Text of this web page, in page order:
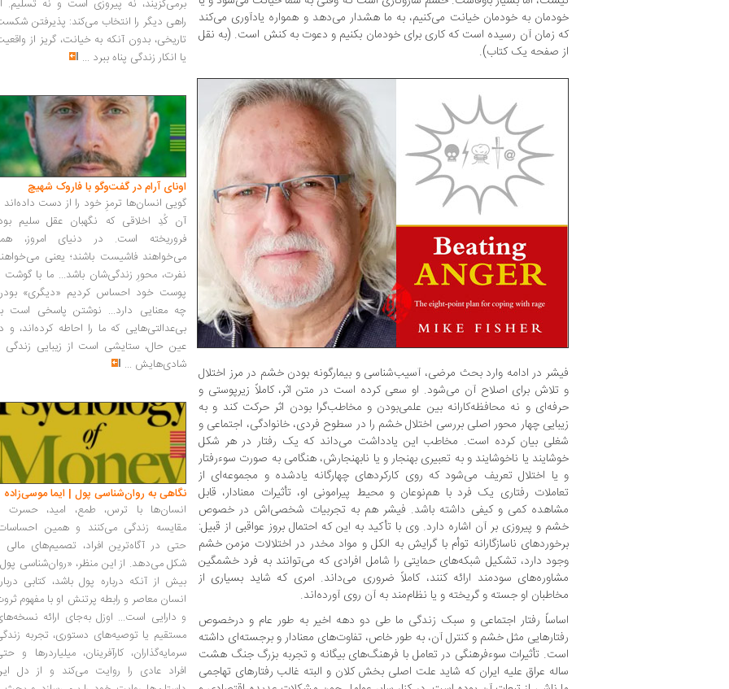
خودمان به خودمان خیانت می‌کنیم، به ما هشدار می‌دهد و همواره یادآوری می‌کند
که زمان آن رسیده است که کاری برای خودمان بکنیم و دعوت به کنش است. (به نقل
از صفحه یک کتاب).
فیشر در ادامه وارد بحث مرضی، آسیب‌شناسی و بیمارگونه بودن خشم در مرز اختلال
و تلاش برای اصلاح آن می‌شود. او سعی کرده است در متن اثر، کاملاً زیرپوستی و
حرفه‌ای و نه محافظه‌کارانه بین علمی‌بودن و مخاطب‌گرا بودن اثر حرکت کند و به
زیبایی چهار محور اصلی بررسی اختلال خشم را در سطوح فردی، خانوادگی، اجتماعی و
شغلی بیان کرده است. مخاطب این یادداشت می‌داند که یک رفتار در هر شکل
خوشایند یا ناخوشایند و به تعبیری بهنجار و یا نابهنجارش، هنگامی به صورت سوء‌رفتار
و یا اختلال تعریف می‌شود که روی کارکردهای چهارگانه یادشده و مجموعه‌ای از
تعاملات رفتاری یک فرد با هم‌نوعان و محیط پیرامونی او، تأثیرات معنادار، قابل
مشاهده کمی و کیفی داشته باشد. فیشر هم به تجربیات شخصی‌اش در خصوص
خشم و پیروزی بر آن اشاره دارد. وی با تأکید به این که احتمال بروز عواقبی از قبیل:
برخوردهای ناسازگارانه توأم با گرایش به الکل و مواد مخدر در اختلالات مزمن خشم
وجود دارد، تشکیل شبکه‌های حمایتی را شامل افرادی که می‌توانند به فرد خشمگین
مشاوره‌های سودمند ارائه کنند، کاملاً ضروری می‌داند. امری که شاید بسیاری از
مخاطبان او جسته و گریخته و یا نظام‌مند به آن روی آورده‌اند.
اساساً رفتار اجتماعی و سبک زندگی ما طی دو دهه اخیر به طور عام و درخصوص
رفتارهایی مثل خشم و کنترل آن، به طور خاص، تفاوت‌های معنادار و برجسته‌ای داشته
است. تأثیرات سوء‌فرهنگی در تعامل با فرهنگ‌های بیگانه و تجربه بزرگ جنگ هشت
ساله عراق علیه ایران که شاید علت اصلی بخش کلان و البته غالب رفتارهای تهاجمی
برمی‌گزیند، نه پیروزی است و نه تسلیم.
راهی دیگر را انتخاب می‌کند: پذیرفتن
تاریخی، بدون آنکه به خیانت، گریز از
یا انکار زندگی پناه ببرد ...
اونای آرام در گفت‌وگو با فاروک شهیچ‭
گویی انسان‌ها ترمزِ خود را از دست داده‌اند
آن کُدِ اخلاقی که نگهبان عقل سلیم
فروریخته است. در دنیای امروز،
می‌خواهند فاشیست باشند؛ یعنی
نفرت، محورِ زندگی‌شان باشد... ما با گوشت
پوست خود احساس کردیم «دیگری»
چه معنایی دارد... نوشتن پاسخی است
بی‌عدالتی‌هایی که ما را احاطه کرده‌اند، و
عین حال، ستایشی است از زیبایی زندگی
شادی‌هایش ...
نگاهی به روان‌شناسی پول | ایما موسی‌زاده
انسان‌ها با ترس، طمع، امید، حسرت
مقایسه زندگی می‌کنند و همین
حتی در آگاه‌ترین افراد، تصمیم‌های مالی
شکل می‌دهد. از این منظر، «روان‌شناسی
بیش از آنکه درباره پول باشد، کتابی
انسان معاصر و رابطه پرتنش او با مفهوم
و دارایی است... اوزل به‌جای ارائه
مستقیم یا توصیه‌های دستوری، تجربه
سرمایه‌گذاران، کارآفرینان، میلیاردرها و
افراد عادی را روایت می‌کند و از دل